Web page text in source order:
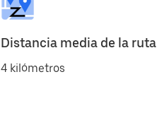
Distancia media de la ruta
4 kilómetros